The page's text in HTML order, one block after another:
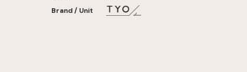
Brand / Unit